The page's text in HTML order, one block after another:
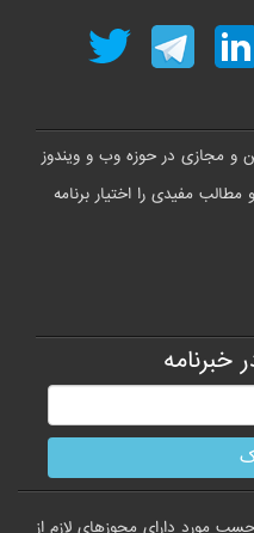
و مجازی در حوزه وب و ویندوز
مفیدی را اختیار برنامه
خبرنامه
مورد داراي مجوزهاي لازم از